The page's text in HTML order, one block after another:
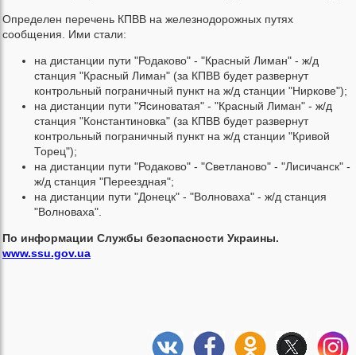
Определен перечень КПВВ на железнодорожных путях
сообщения. Ими стали:
на дистанции пути "Родаково" - "Красный Лиман" - ж/д
станция "Красный Лиман" (за КПВВ будет развернут
контрольный пограничный пункт на ж/д станции "Ниркове");
на дистанции пути "Ясиноватая" - "Красный Лиман" - ж/д
станция "Константиновка" (за КПВВ будет развернут
контрольный пограничный пункт на ж/д станции "Кривой
Торец");
на дистанции пути "Родаково" - "Светланово" - "Лисичанск" -
ж/д станция "Переездная";
на дистанции пути "Донецк" - "Волноваха" - ж/д станция
"Волноваха".
По информации Службы безопасности Украины.
www.ssu.gov.ua